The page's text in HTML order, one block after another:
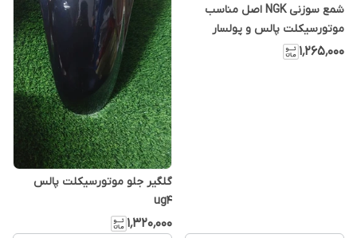
شمع سوزنی NGK اصل مناسب
موتورسیکلت پالس و پولسار
۱٬۲۶۵٬۰۰۰
گلگیر جلو موتورسیکلت پالس
ug4
۱٬۳۲۰٬۰۰۰